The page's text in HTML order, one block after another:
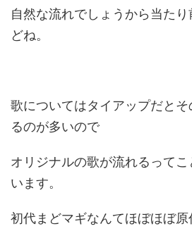
自然な流れでしょうから当た
どね。
歌についてはタイアップだと
るのが多いので
オリジナルの歌が流れるって
います。
初代まどマギなんてほぼほぼ